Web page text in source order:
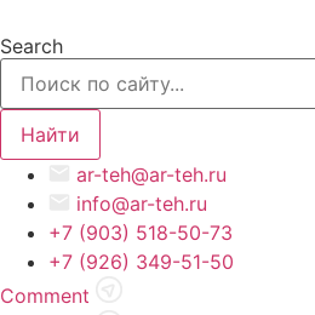
к
содержимому
Search
Найти
ar-teh@ar-teh.ru
info@ar-teh.ru
+7 (903) 518-50-73
+7 (926) 349-51-50
Comment